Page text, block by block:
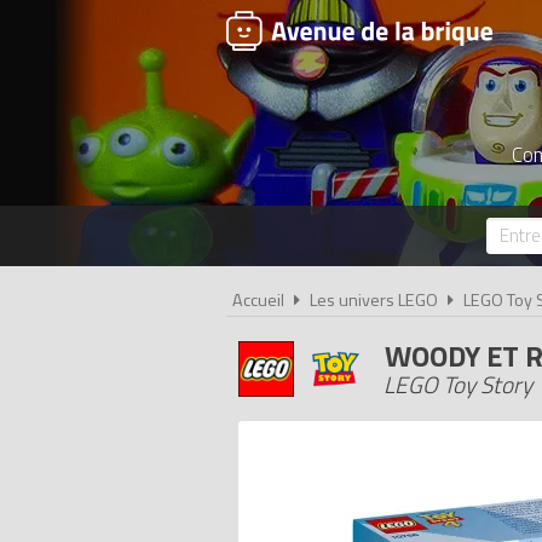
Accueil Les univers LEGO LEGO
WOODY ET
LEGO Toy